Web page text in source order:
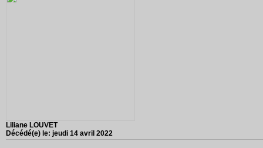
Liliane LOUVET
Décédé(e) le: jeudi 14 avril 2022